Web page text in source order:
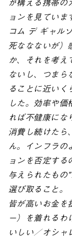
が構える携帯の
ョンを見ていま
コム デ ギャル
死ななないが）
か、それを考え
ないし、つまら
ることに近いく
した。効率や価
れば不健康にな
消費し続けたら
ん。インフラの
ョンを否定する
与えられたもの
選び取ること。
皆が高いお金を
ー）を着れるわ
いしい／オシャ